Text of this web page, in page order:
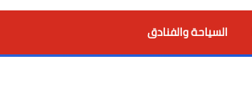
السياحة والفنادق